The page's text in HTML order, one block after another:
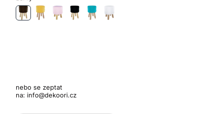
nebo se zeptat
na: info@dekoori.cz